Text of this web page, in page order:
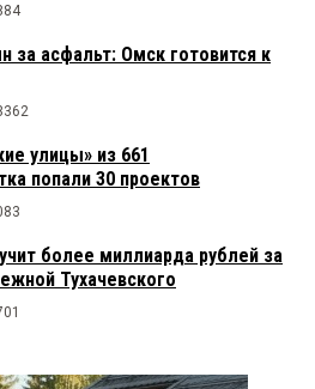
за асфальт: Омск готовится к
улицы» из 661
попали 30 проектов
более миллиарда рублей за
Тухачевского